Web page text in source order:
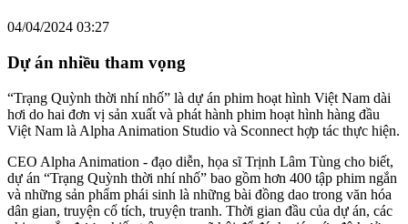
04/04/2024 03:27
Dự án nhiều tham vọng
“Trạng Quỳnh thời nhí nhố” là dự án phim hoạt hình Việt Nam dài
hơi do hai đơn vị sản xuất và phát hành phim hoạt hình hàng đầu
Việt Nam là Alpha Animation Studio và Sconnect hợp tác thực hiện.
CEO Alpha Animation - đạo diễn, họa sĩ Trịnh Lâm Tùng cho biết,
dự án “Trạng Quỳnh thời nhí nhố” bao gồm hơn 400 tập phim ngắn
và những sản phẩm phái sinh là những bài đồng dao trong văn hóa
dân gian, truyện cổ tích, truyện tranh. Thời gian đầu của dự án, các